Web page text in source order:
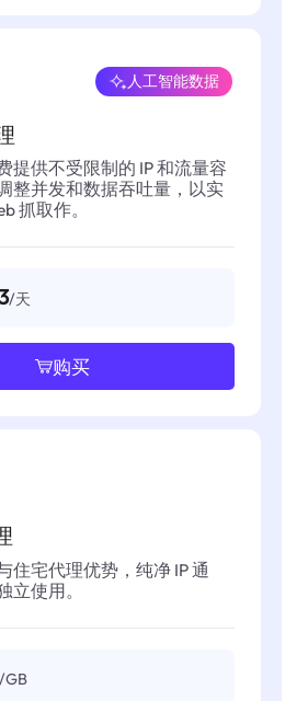
人工智能数据
提供不受限制的 IP 和流量容
整并发和数据吞吐量，以实
抓取作。
/天
购买
住宅代理优势，纯净 IP 通
立使用。
GB